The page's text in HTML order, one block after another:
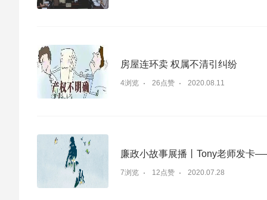
房屋连环卖 权属不清引纠纷
4浏览 26点赞 2020.08.11
廉政小故事展播丨Tony老师发卡
7浏览 12点赞 2020.07.28